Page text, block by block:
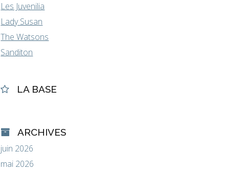
Les Juvenilia
Lady Susan
The Watsons
Sanditon
LA BASE
ARCHIVES
juin 2026
mai 2026